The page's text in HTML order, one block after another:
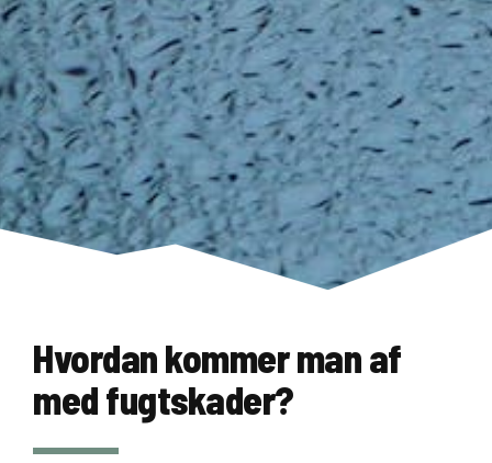
Hvordan kommer man af
med fugtskader?